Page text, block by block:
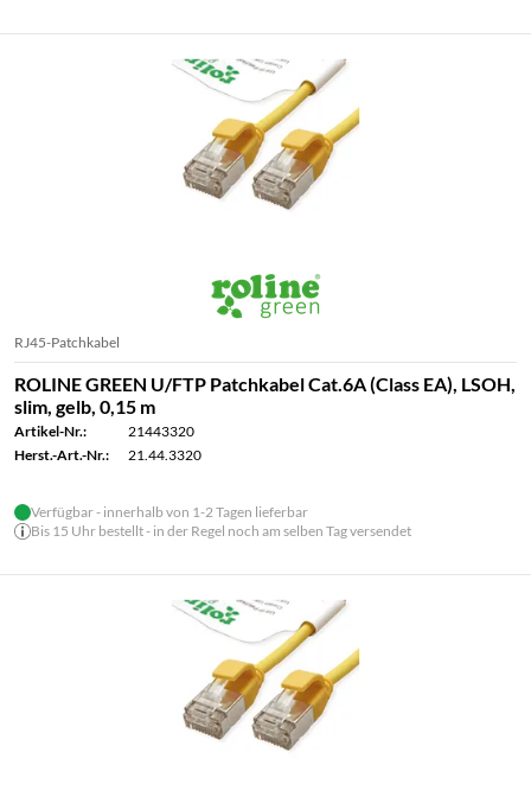
RJ45-Patchkabel
ROLINE GREEN U/FTP Patchkabel Cat.6A (Class EA), LSOH,
slim, gelb, 0,15 m
Artikel-Nr.:
21443320
Herst.-Art.-Nr.:
21.44.3320
Verfügbar - innerhalb von 1-2 Tagen lieferbar
Bis 15 Uhr bestellt - in der Regel noch am selben Tag versendet